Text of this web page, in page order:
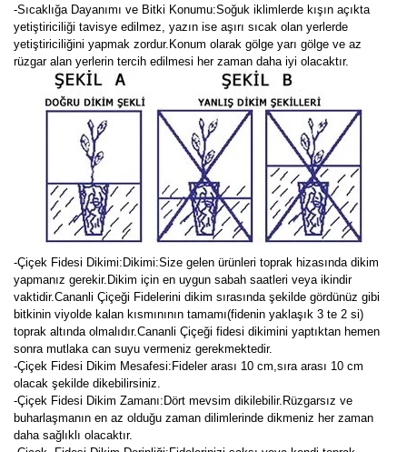
-Sıcaklığa Dayanımı ve Bitki Konumu:Soğuk iklimlerde kışın açıkta
yetiştiriciliği tavisye edilmez, yazın ise aşırı sıcak olan yerlerde
yetiştiriciliğini yapmak zordur.Konum olarak gölge yarı gölge ve az
rüzgar alan yerlerin tercih edilmesi her zaman daha iyi olacaktır.
-Çiçek Fidesi Dikimi: Dikimi:Size gelen ürünleri toprak hizasında dikim
yapmanız gerekir.Dikim için en uygun sabah saatleri veya ikindir
vaktidir.Cananli Çiçeği Fidelerini dikim sırasında şekilde gördünüz gibi
bitkinin viyolde kalan kısmınının tamamı(fidenin yaklaşık 3 te 2 si)
toprak altında olmalıdır.Cananli Çiçeği fidesi dikimini yaptıktan hemen
sonra mutlaka can suyu vermeniz gerekmektedir.
-Çiçek Fidesi Dikim Mesafesi:Fideler arası 10 cm,sıra arası 10 cm
olacak şekilde dikebilirsiniz.
-Çiçek Fidesi Dikim Zamanı:Dört mevsim dikilebilir.Rüzgarsız ve
buharlaşmanın en az olduğu zaman dilimlerinde dikmeniz her zaman
daha sağlıklı olacaktır.